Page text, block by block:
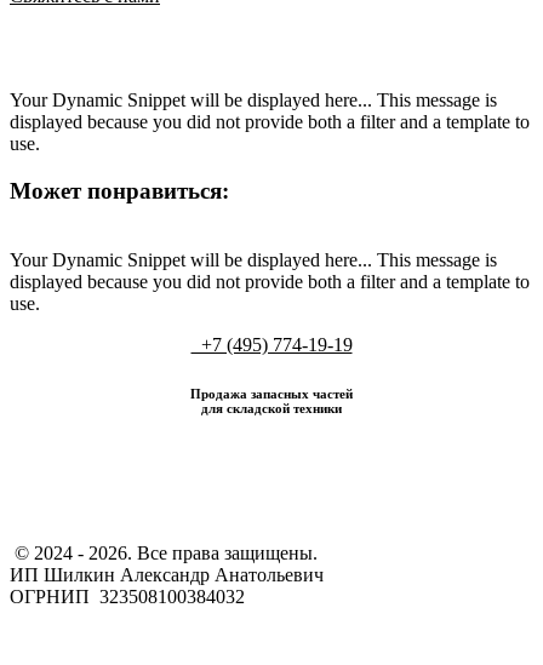
Your Dynamic Snippet will be displayed here... This message is
displayed because you did not provide both a filter and a template to
use.
Может понравиться:
Your Dynamic Snippet will be displayed here... This message is
displayed because you did not provide both a filter and a template to
use.
+7 (495) 774-19-19
Продажа запасных частей
для складской техники
​ © 2024 - 2026. Все права защищены.
ИП Шилкин Александр Анатольевич
ОГРНИП 323508100384032